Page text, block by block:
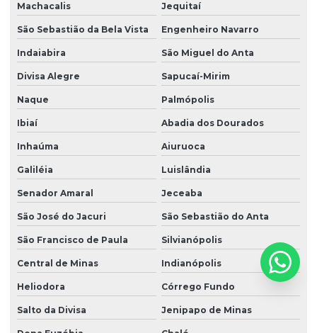
Machacalis Jequitaí
São Sebastião da Bela Vista Engenheiro Navarro
Indaiabira São Miguel do Anta
Divisa Alegre Sapucaí-Mirim
Naque Palmópolis
Ibiaí Abadia dos Dourados
Inhaúma Aiuruoca
Galiléia Luislândia
Senador Amaral Jeceaba
São José do Jacuri São Sebastião do Anta
São Francisco de Paula Silvianópolis
Central de Minas Indianópolis
Heliodora Córrego Fundo
Salto da Divisa Jenipapo de Minas